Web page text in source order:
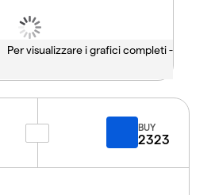
Per visualizzare i grafici completi -
BUY
2323